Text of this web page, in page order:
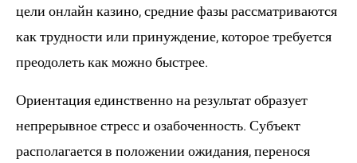
цели онлайн казино, средние фазы рассматриваются
как трудности или принуждение, которое требуется
преодолеть как можно быстрее.
Ориентация единственно на результат образует
непрерывное стресс и озабоченность. Субъект
располагается в положении ожидания, перенося